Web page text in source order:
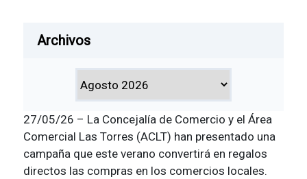
Archivos
27/05/26 – La Concejalía de Comercio y el Área
Comercial Las Torres (ACLT) han presentado una
campaña que este verano convertirá en regalos
directos las compras en los comercios locales.